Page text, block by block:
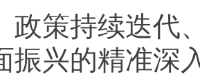
策持续迭代、
振兴的精准深